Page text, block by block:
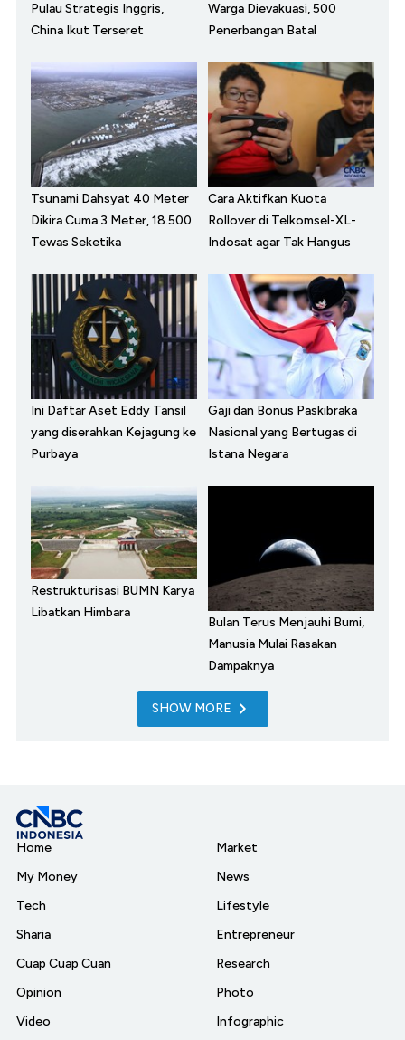
Pulau Strategis Inggris,
China Ikut Terseret
Warga Dievakuasi, 500
Penerbangan Batal
Tsunami Dahsyat 40 Meter
Dikira Cuma 3 Meter, 18.500
Tewas Seketika
Cara Aktifkan Kuota
Rollover di Telkomsel-XL-
Indosat agar Tak Hangus
Ini Daftar Aset Eddy Tansil
yang diserahkan Kejagung ke
Purbaya
Gaji dan Bonus Paskibraka
Nasional yang Bertugas di
Istana Negara
Restrukturisasi BUMN Karya
Libatkan Himbara
Bulan Terus Menjauhi Bumi,
Manusia Mulai Rasakan
Dampaknya
SHOW MORE
Home
My Money
Tech
Sharia
Cuap Cuap Cuan
Opinion
Video
Market
News
Lifestyle
Entrepreneur
Research
Photo
Infographic